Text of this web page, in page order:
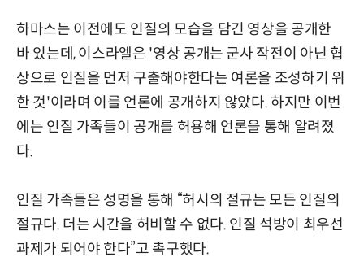
하마스는 이전에도 인질의 모습을 담긴 영상을 공개한
바 있는데, 이스라엘은 '영상 공개는 군사 작전이 아닌 협
상으로 인질을 먼저 구출해야한다는 여론을 조성하기 위
한 것'이라며 이를 언론에 공개하지 않았다. 하지만 이번
에는 인질 가족들이 공개를 허용해 언론을 통해 알려졌
다.
인질 가족들은 성명을 통해 “허시의 절규는 모든 인질의
절규다. 더는 시간을 허비할 수 없다. 인질 석방이 최우선
과제가 되어야 한다”고 촉구했다.